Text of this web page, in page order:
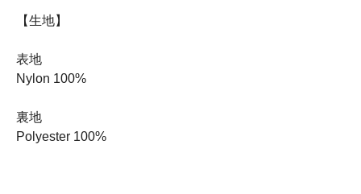
【生地】
表地
Nylon 100%
裏地
Polyester 100%